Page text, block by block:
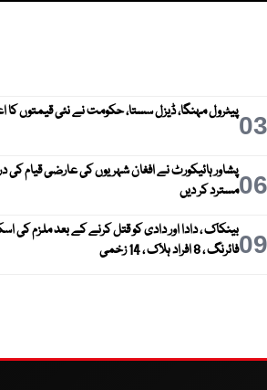
03پیٹرول مہنگا، ڈیزل سستا، حکومت نے نئی قیمتوں کا
06پشاور ہائیکورٹ نے افغان شہریوں کی عارضی قیام کی
مسترد کر دیں
09بینکاک ، دادا اور دادی کو قتل کرنے کے بعد ملزم کی
فائرنگ ، 8 افراد ہلاک ، 14 زخمی